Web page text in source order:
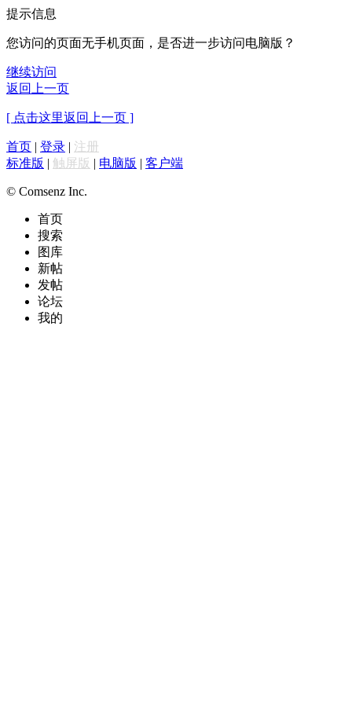
提示信息
您访问的页面无手机页面，是否进一步访问电脑版？
继续访问
返回上一页
[ 点击这里返回上一页 ]
首页 | 登录 | 注册
标准版 | 触屏版 | 电脑版 | 客户端
© Comsenz Inc.
首页
搜索
图库
新帖
发帖
论坛
我的